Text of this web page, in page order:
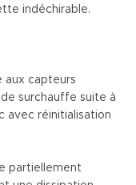
indéchirable.
aux capteurs
surchauffe suite à
avec réinitialisation
partiellement